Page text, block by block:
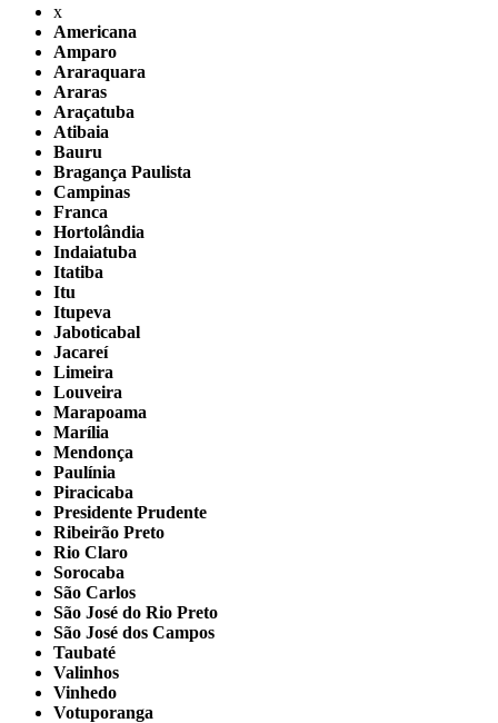
x
Americana
Amparo
Araraquara
Araras
Araçatuba
Atibaia
Bauru
Bragança Paulista
Campinas
Franca
Hortolândia
Indaiatuba
Itatiba
Itu
Itupeva
Jaboticabal
Jacareí
Limeira
Louveira
Marapoama
Marília
Mendonça
Paulínia
Piracicaba
Presidente Prudente
Ribeirão Preto
Rio Claro
Sorocaba
São Carlos
São José do Rio Preto
São José dos Campos
Taubaté
Valinhos
Vinhedo
Votuporanga